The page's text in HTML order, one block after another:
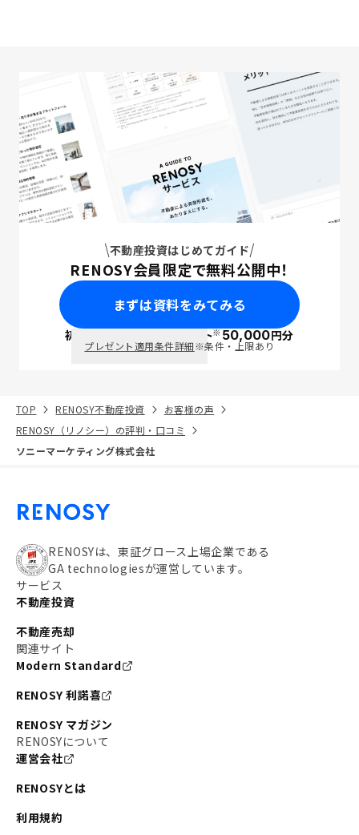
不動産投資はじめてガイド
RENOSY会員限定で無料公開中！
まずは資料をみてみる
初回面談で ポイント※50,000円分
プレゼント適用条件詳細※条件・上限あり
TOP RENOSY不動産投資
お客様の声
RENOSY（リノシー）の評判・口コミ
ソニーマーケティング株式会社
RENOSYは、東証グロース上場企業である
GA technologiesが運営しています。
サービス
不動産投資
不動産売却
関連サイト
Modern Standard
RENOSY 利諾喜
RENOSY マガジン
RENOSYについて
運営会社
RENOSYとは
利用規約